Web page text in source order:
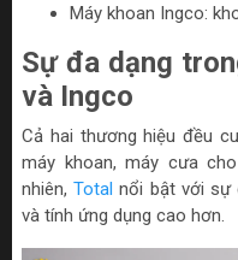
Máy khoan Ingco:
Sự đa dạng
và Ingco
Cả hai thương hiệu đều
máy khoan, máy cưa
nhiên,Total nổi bật với sự
và tính ứng dụng cao hơn.